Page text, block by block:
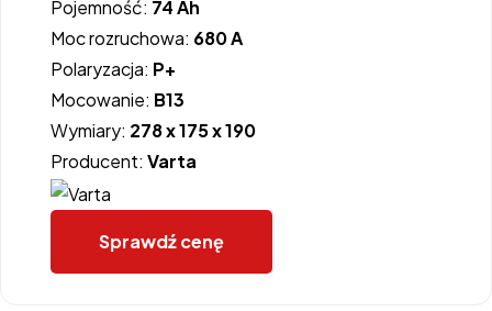
Pojemność: 74 Ah
Moc rozruchowa: 680 A
Polaryzacja: P+
Mocowanie: B13
Wymiary: 278 x 175 x 190
Producent: Varta
Sprawdź cenę